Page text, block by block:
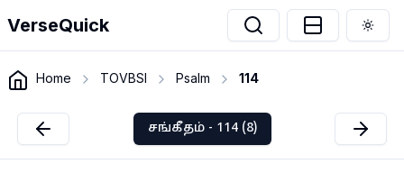
VerseQuick
Home TOVBSI Psalm 114
சங்கீதம் - 114 (8)